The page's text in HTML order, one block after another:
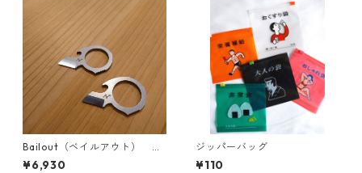
Bailout（ベイルアウト） ス
トーンウォッシュ
¥6,930
ジッパーバッグ
¥110